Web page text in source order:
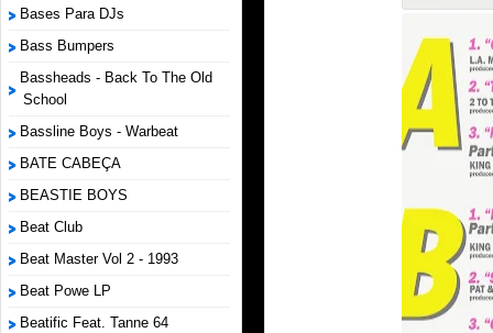
Bases Para DJs
Bass Bumpers
Bassheads - Back To The Old
School
Bassline Boys - Warbeat
BATE CABEÇA
BEASTIE BOYS
Beat Club
Beat Master Vol 2 - 1993
Beat Powe LP
Beatific Feat. Tanne 64